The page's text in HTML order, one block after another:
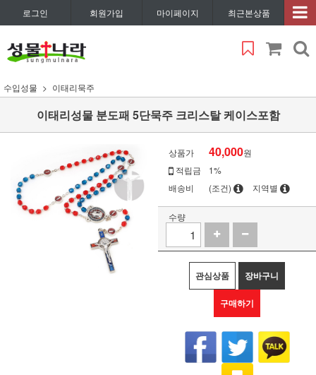
로그인 회원가입 마이페이지 최근본상품
수입성물 이태리묵주
이태리성물 분도패 5단묵주 크리스탈 케이스포함
상품가 40,000원
적립금
1%
배송비
(조건) 지역별
수량
관심상품 장바구니
구매하기